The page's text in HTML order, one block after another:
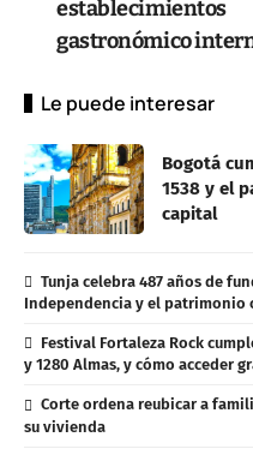
gastronómico
Le puede interesar
Bogotá
1538 y el
capital
Tunja celebra 487 años de
Independencia y el patrimonio
Festival Fortaleza Rock
y 1280 Almas, y cómo acceder
Corte ordena reubicar a
su vivienda